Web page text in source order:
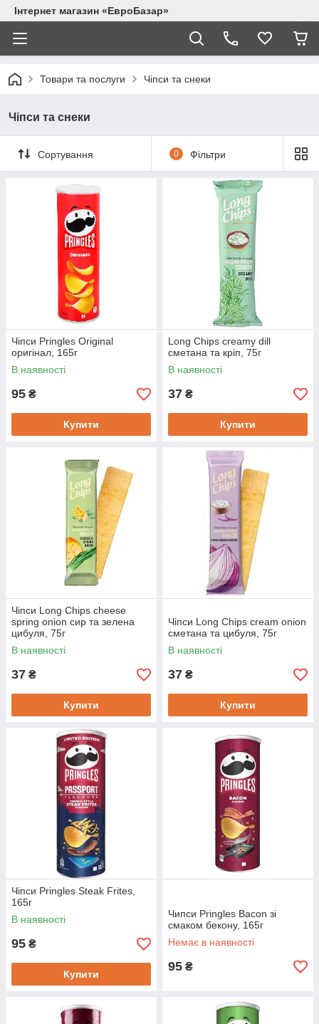
Інтернет магазин «ЕвроБазар»
Товари та послуги Чіпси та снеки
Чіпси та снеки
Сортування 0 Фільтри
Чіпси Pringles Original
оригінал, 165г
В наявності
95 ₴
Купити
Long Chips creamy dill
сметана та кріп, 75г
В наявності
37 ₴
Купити
Чіпси Long Chips cheese
spring onion сир та зелена
цибуля, 75г
В наявності
37 ₴
Купити
Чіпси Long Chips cream onion
сметана та цибуля, 75г
В наявності
37 ₴
Купити
Чіпси Pringles Steak Frites,
165г
В наявності
95 ₴
Купити
Чипси Pringles Bacon зі
смаком бекону, 165г
Немає в наявності
95 ₴